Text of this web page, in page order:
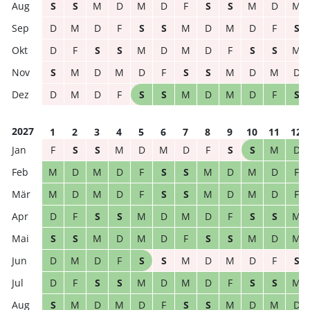
S
S M D M D F S S M D
M
D
M D F S S M D M D F
S
D
F S S M D M D F S S
M
S
M D M D F S S M D M
D
D
M D F S S M D M D F S
2027 1 2 3 4 5 6 7 8 9 10 11
12
F
S S M D M D F S S M
D
M
D M D F S S M D M D
F
M
D M D F S S M D M D
F
D
F S S M D M D F S S
M
S
S M D M D F S S M D
M
D
M D F S S M D M D F
S
D
F S S M D M D F S S
M
S
M D M D F S S M D M D